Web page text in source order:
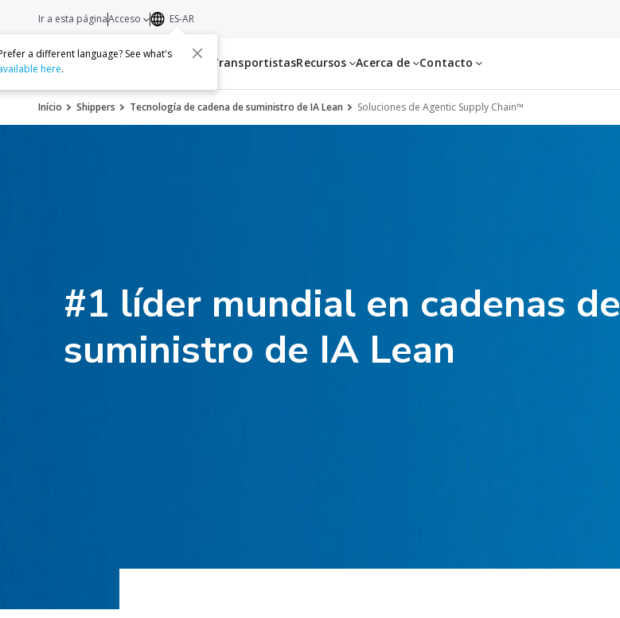
Servicios TransportistasRecursos Acerca de Contacto
Ir a esta páginaAcceso ES-AR
a different language? See what's
here.
Início Shippers Tecnología de cadena de suministro de IA Lean Soluciones de Agentic Supply Chain™
#1 líder mundial en cadenas de
suministro de IA Lean